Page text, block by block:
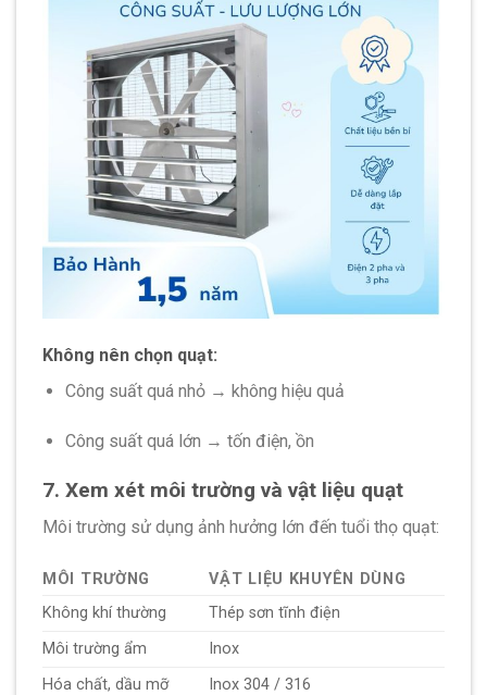
Không nên chọn quạt:
Công suất quá nhỏ → không hiệu quả
Công suất quá lớn → tốn điện, ồn
7. Xem xét môi trường và vật liệu quạt
Môi trường sử dụng ảnh hưởng lớn đến tuổi thọ quạt:
MÔI TRƯỜNG
VẬT LIỆU KHUYÊN DÙNG
Không khí thường
Thép sơn tĩnh điện
Môi trường ẩm
Inox
Hóa chất, dầu mỡ
Inox 304 / 316